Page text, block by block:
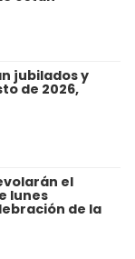
jubilados y
de 2026,
el
lunes
de la